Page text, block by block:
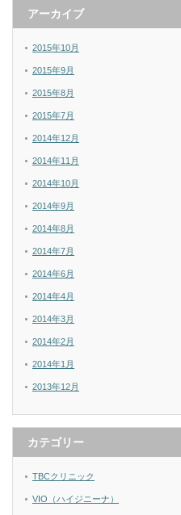
アーカイブ
2015年10月
2015年9月
2015年8月
2015年7月
2014年12月
2014年11月
2014年10月
2014年9月
2014年8月
2014年7月
2014年6月
2014年4月
2014年3月
2014年2月
2014年1月
2013年12月
カテゴリー
TBCクリニック
VIO（ハイジニーナ）